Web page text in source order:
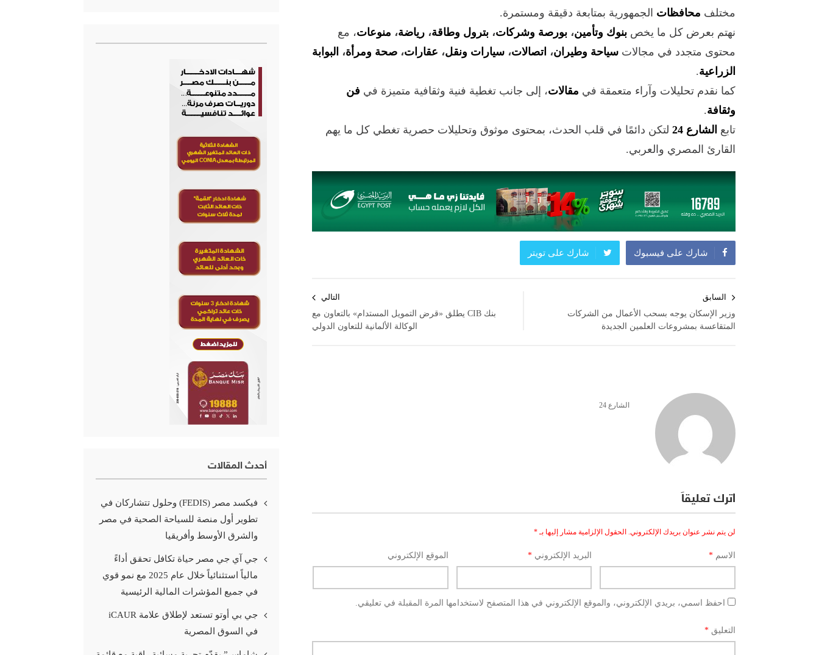
مختلف محافظات الجمهورية بمتابعة دقيقة ومستمرة.
نهتم بعرض كل ما يخص بنوك وتأمين، بورصة وشركات، بترول وطاقة، رياضة، منوعات، مع
محتوى متجدد في مجالات سياحة وطيران، اتصالات، سيارات ونقل، عقارات، صحة ومرأة، البوابة
الزراعية.
كما نقدم تحليلات وآراء متعمقة في مقالات، إلى جانب تغطية فنية وثقافية متميزة في فن
وثقافة.
تابع الشارع 24
لتكن دائمًا في قلب الحدث، بمحتوى موثوق وتحليلات حصرية تغطي كل ما يهم
القارئ المصري والعربي.
شارك على فيسبوك شارك على تويتر
المقالات
السابق
وزير الإسكان يوجه بسحب الأعمال من الشركات
المتقاعسة بمشروعات العلمين الجديدة
التالي
بنك CIB يطلق «قرض التمويل المستدام» بالتعاون مع
الوكالة الألمانية للتعاون الدولي
الشارع 24
اترك تعليقاً
لن يتم نشر عنوان بريدك الإلكتروني. الحقول الإلزامية مشار إليها بـ*
الاسم * البريد الإلكتروني * الموقع الإلكتروني
احفظ اسمي، بريدي الإلكتروني، والموقع الإلكتروني في هذا المتصفح لاستخدامها المرة المقبلة في تعليقي.
التعليق *
أحدث المقالات
فيكسد مصر (FEDIS) وحلول تتشاركان في
تطوير أول منصة للسياحة الصحية في مصر
والشرق الأوسط وأفريقيا
جي آي جي مصر حياة تكافل تحقق أداءً
مالياً استثنائياً خلال عام 2025 مع نمو قوي
في جميع المؤشرات المالية الرئيسية
جي بي أوتو تستعد لإطلاق علامة iCAUR
في السوق المصرية